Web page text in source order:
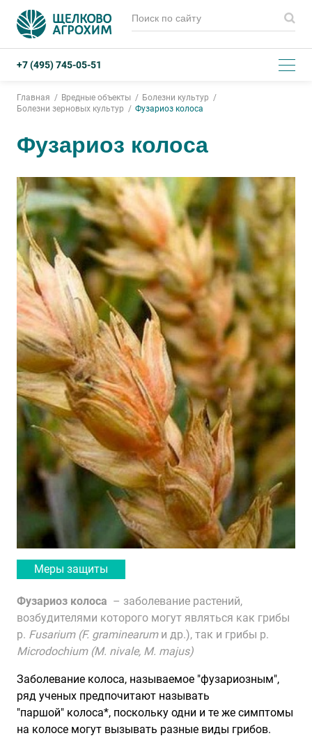
+7 (495) 745-05-51
Главная Вредные объекты
Болезни культур
Болезни зерновых культур
Фузариоз колоса
Фузариоз колоса
Меры защиты
Фузариоз колоса – заболевание растений,
возбудителями которого могут являться как грибы
р. Fusarium (F. graminearum и др.), так и грибы р.
Microdochium (M. nivale, M. majus)
Заболевание колоса, называемое "фузариозным",
ряд ученых предпочитают называть
"паршой" колоса*, поскольку одни и те же симптомы
на колосе могут вызывать разные виды грибов.